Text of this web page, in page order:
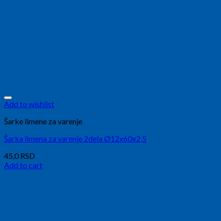
Add to wishlist
Šarke limene za varenje
Šarka limena za varenje 2dela Ø12x60x2,5
45,0 RSD
Add to cart